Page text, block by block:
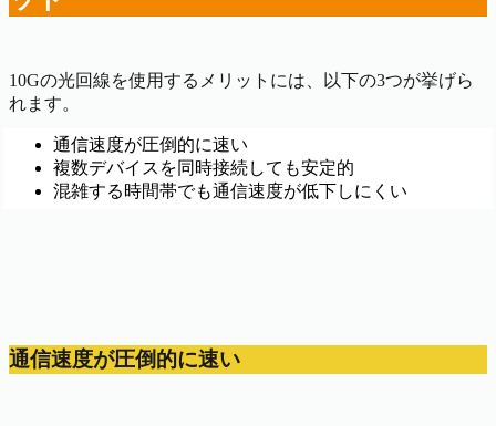
10Gの光回線を使用するメリットには、以下の3つが挙げら
れます。
通信速度が圧倒的に速い
複数デバイスを同時接続しても安定的
混雑する時間帯でも通信速度が低下しにくい
通信速度が圧倒的に速い